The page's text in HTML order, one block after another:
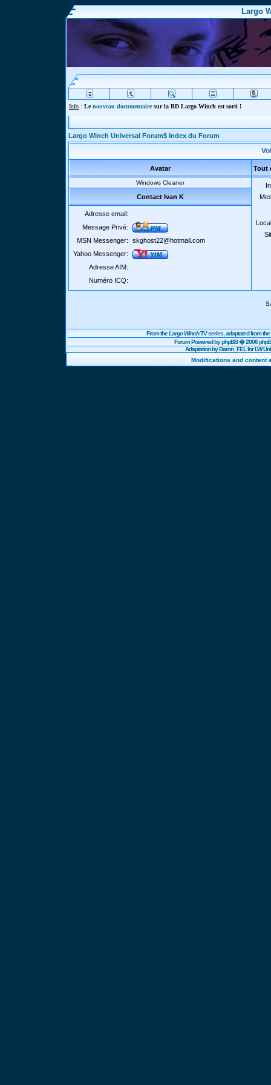
Largo
Info : Lenouveau documentairesur la BD Largo Winch est sorti !
Largo Winch Universal Forum$ Index du Forum
Avatar Tout
Windows Cleaner
Contact Ivan K
Adresse email:
Message Privé:
MSN Messenger:
skghost22@hotmail.com
Yahoo Messenger:
Adresse AIM:
Numéro ICQ:
From theLargo WinchTV series, adaptated from
Forum Powered byphpBB� 2006
Adaptation by Baron_FEL for LW
Modifications and content